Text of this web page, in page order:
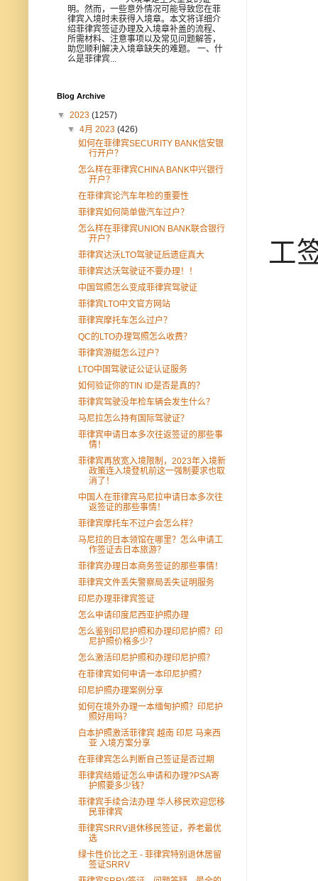
工
明。然而，一些意外情况可能导致您在菲
律宾入境时未获得入境章。本文将详细介
绍菲律宾签证办理及入境章补盖的流程、
所需材料、注意事项以及常见问题解答，
助您顺利解决入境章缺失的难题。 一、什
么是菲律宾...
Blog Archive
▼ 2023 (1257)
▼4月 2023(426)
如何在菲律宾SECURITY BANK信安银
行开户？
怎么样在菲律宾CHINA BANK中兴银行
开户？
在菲律宾论汽车年检的重要性
菲律宾如何简单做汽车过户？
怎么样在菲律宾UNION BANK联合银行
开户？
菲律宾达沃LTO驾驶证后遗症真大
菲律宾达沃驾驶证不要办理！！
中国驾照怎么变成菲律宾驾驶证
菲律宾LTO中文官方网站
菲律宾摩托车怎么过户？
QC的LTO办理驾照怎么收费？
菲律宾游艇怎么过户？
LTO中国驾驶证公证认证服务
如何验证你的TIN ID是否是真的？
菲律宾驾驶没年检车辆会发生什么？
马尼拉怎么持有国际驾驶证？
菲律宾申请日本多次往返签证的那些事
情！
菲律宾再放宽入境限制，2023年入境新
政策连入境登机前这一强制要求也取
消了！
中国人在菲律宾马尼拉申请日本多次往
返签证的那些事情！
菲律宾摩托车不过户会怎么样？
马尼拉的日本领馆在哪里？怎么申请工
作签证去日本旅游？
菲律宾办理日本商务签证的那些事情！
菲律宾文件丢失警察局丢失证明服务
印尼办理菲律宾签证
怎么申请印度尼西亚护照办理
怎么鉴别印尼护照和办理印尼护照？印
尼护照价格多少？
怎么激活印尼护照和办理印尼护照？
在菲律宾如何申请一本印尼护照？
印尼护照办理案例分享
如何在境外办理一本缅甸护照？印尼护
照好用吗？
白本护照激活菲律宾 越南 印尼 马来西
亚 入境方案分享
在菲律宾怎么判断自己签证是否过期
菲律宾结婚证怎么申请和办理?PSA寄
护照要多少钱？
菲律宾手续合法办理 华人移民欢迎您移
民菲律宾
菲律宾SRRV退休移民签证，养老最优
选
绿卡性价比之王 - 菲律宾特别退休居留
签证SRRV